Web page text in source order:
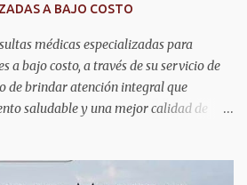
como un referente nacional en
"Bajo el liderazgo de la
A BAJO COSTO
médicas especializadas para
a bajo costo, a través de su servicio de
de brindar atención integral que
saludable y una mejor calidad de
el diagnóstico y tratamiento